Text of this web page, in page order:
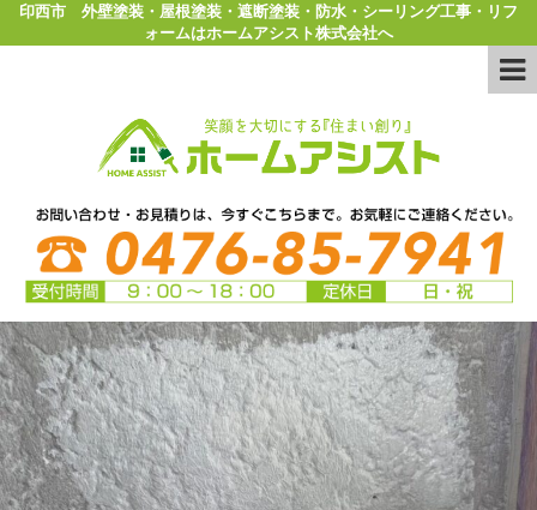
印西市 外壁塗装・屋根塗装・遮断塗装・防水・シーリング工事・リフ
ォームはホームアシスト株式会社へ